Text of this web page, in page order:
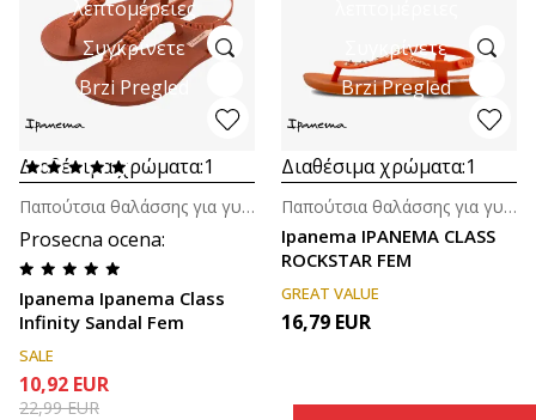
λεπτομέρειες
Συγκρίνετε
Brzi Pregled
Διαθέσιμα χρώματα:1
Prosecna ocena:
Ipanema Ipanema Class
Infinity Sandal Fem
Παπούτσια θαλάσσης για γυναίκες
SALE
10,92 EUR
22,99EUR
Συγκρίνετε
Brzi Pregled
Διαθέσιμα χρώματα:1
Ipanema IPANEMA CLASS
ROCKSTAR FEM
Παπούτσια θαλάσσης για γυναίκες
GREAT VALUE
16,79 EUR